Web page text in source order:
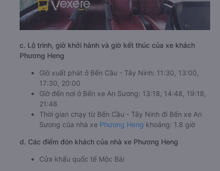
c. Lộ trình, giờ khởi hành và giờ kết thúc của xe khách
Phương Heng
Giờ xuất phát ở Bến Cầu - Tây Ninh: 11:30, 13:00,
17:30, 20:00
Giờ đến nơi ở Bến xe An Sương: 13:18, 14:48, 19:18,
21:48
Thời gian chạy từ Bến Cầu - Tây Ninh đi Bến xe An
Sương của nhà xe Phương Heng khoảng: 1.8 giờ
d. Các điểm đón khách của nhà xe Phương Heng
Cửa khẩu quốc tế Mộc Bài